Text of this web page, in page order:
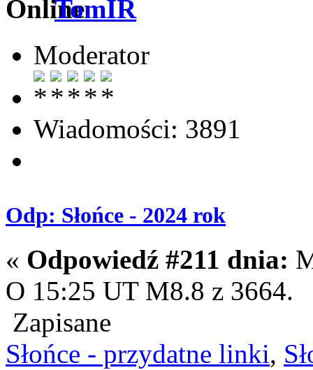
TomIR
Moderator
Wiadomości: 3891
Odp: Słońce - 2024 rok
« Odpowiedź #211 dnia:
O 15:25 UT M8.8 z 3664.
Zapisane
Słońce - przydatne linki,